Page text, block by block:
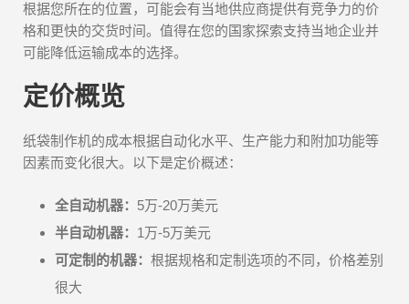
根据您所在的位置，可能会有当地供应商提供有竞争力的价
格和更快的交货时间。值得在您的国家探索支持当地企业并
可能降低运输成本的选择。
定价概览
纸袋制作机的成本根据自动化水平、生产能力和附加功能等
因素而变化很大。以下是定价概述：
全自动机器： 5万-20万美元
半自动机器： 1万-5万美元
可定制的机器： 根据规格和定制选项的不同，价格差别
很大